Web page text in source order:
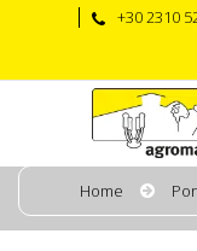
+30 2310
Home